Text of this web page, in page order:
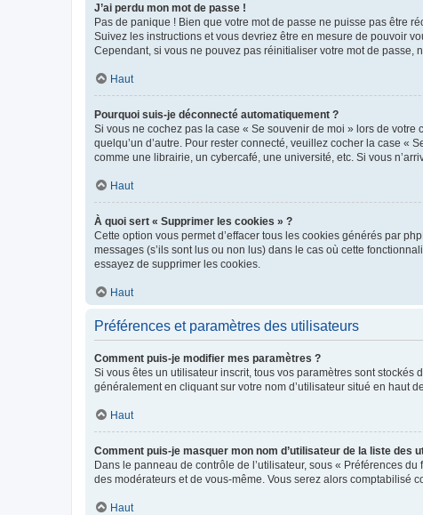
J’ai perdu mon mot de passe !
Pas de panique ! Bien que votre mot de passe ne puisse pas être
Suivez les instructions et vous devriez être en mesure de pouvoir
Cependant, si vous ne pouvez pas réinitialiser votre mot de passe,
Haut
Pourquoi suis-je déconnecté automatiquement ?
Si vous ne cochez pas la case « Se souvenir de moi » lors de
quelqu’un d’autre. Pour rester connecté, veuillez cocher la case «
comme une librairie, un cybercafé, une université, etc. Si vous
Haut
À quoi sert « Supprimer les cookies » ?
Cette option vous permet d’effacer tous les cookies générés par
messages (s’ils sont lus ou non lus) dans le cas où cette
essayez de supprimer les cookies.
Haut
Préférences et paramètres des utilisateurs
Comment puis-je modifier mes paramètres ?
Si vous êtes un utilisateur inscrit, tous vos paramètres sont
généralement en cliquant sur votre nom d’utilisateur situé en haut
Haut
Comment puis-je masquer mon nom d’utilisateur de la liste des
Dans le panneau de contrôle de l’utilisateur, sous « Préférences
des modérateurs et de vous-même. Vous serez alors comptabilisé
Haut